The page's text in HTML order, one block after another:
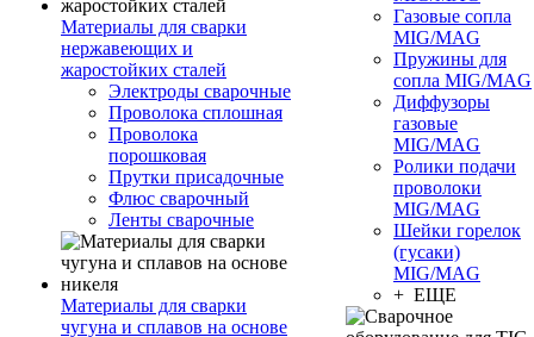
Материалы для сварки
нержавеющих и
жаростойких сталей
Электроды сварочные
Проволока сплошная
Проволока
порошковая
Прутки присадочные
Флюс сварочный
Ленты сварочные
Материалы для сварки
чугуна и сплавов на основе
Газовые сопла
MIG/MAG
Пружины для
сопла MIG/MAG
Диффузоры
газовые
MIG/MAG
Ролики подачи
проволоки
MIG/MAG
Шейки горелок
(гусаки)
MIG/MAG
+ ЕЩЕ